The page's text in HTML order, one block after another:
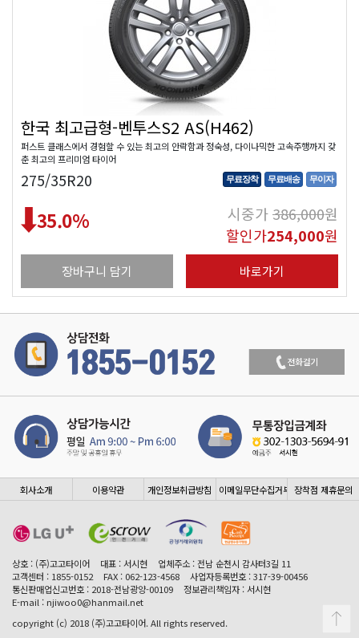
한국 최고급형-벤투스S2 AS(H462)
퍼스트 클래스에서 경험할 수 있는 최고의 안락함과 정숙성, 다이나믹한 고속주행까지 갖
춘 최고의 프리미엄 타이어
275/35R20 무료장착 무료배송 무이자
35.0% 시중가386,000원
할인가254,000원
장바구니 담기 바로가기
회사소개 이용약관 개인정보취급방침 이메일무단수집거부 장착점 제휴문의
상호 : (주)고고타이어 대표 : 서시현
업체주소 : 전남 순천시 감사터3길 11
고객센터 : 1855-0152
FAX : 062-123-4568
사업자등록번호 : 317-39-00456
통신판매업신고번호 : 2018-전남광양-00109
정보관리책임자 : 서시현
E-mail : njiwoo0@hanmail.net
copyright (c) 2018 (주)고고타이어. All rights reserved.